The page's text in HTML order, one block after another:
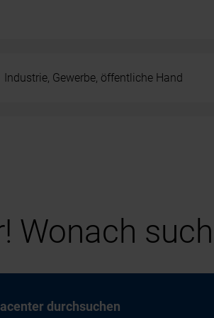
Industrie, Gewerbe, öffentliche Hand
durchsuchen